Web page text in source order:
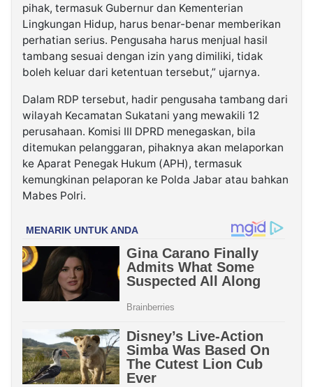
pihak, termasuk Gubernur dan Kementerian
Lingkungan Hidup, harus benar-benar memberikan
perhatian serius. Pengusaha harus menjual hasil
tambang sesuai dengan izin yang dimiliki, tidak
boleh keluar dari ketentuan tersebut,” ujarnya.
Dalam RDP tersebut, hadir pengusaha tambang dari
wilayah Kecamatan Sukatani yang mewakili 12
perusahaan. Komisi III DPRD menegaskan, bila
ditemukan pelanggaran, pihaknya akan melaporkan
ke Aparat Penegak Hukum (APH), termasuk
kemungkinan pelaporan ke Polda Jabar atau bahkan
Mabes Polri.